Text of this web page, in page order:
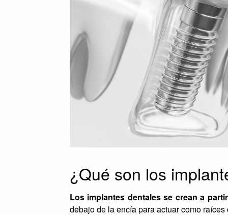
¿Qué son los
Los implantes dentales se crean a
debajo de la encía para actuar como